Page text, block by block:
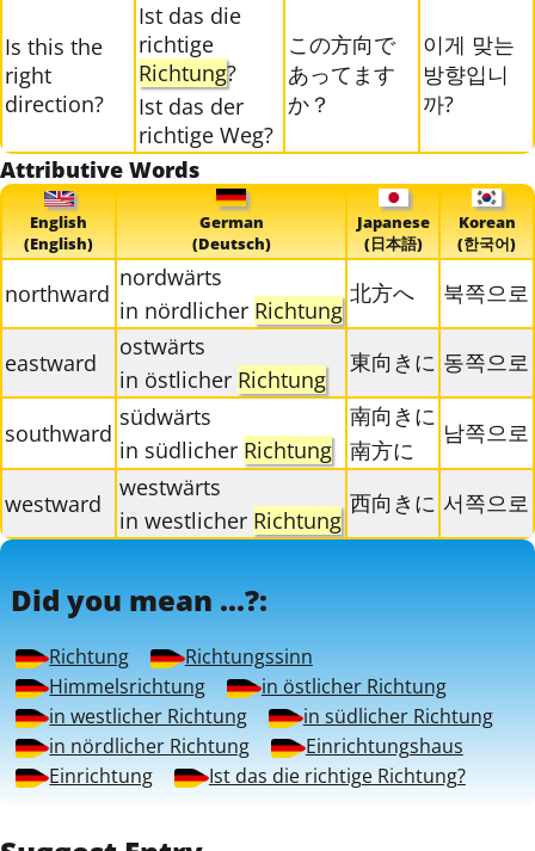
Is this the
right
direction?
Ist das die
richtige
Richtung?
Ist das der
richtige Weg?
この方向で
あってます
か？
이게 맞는
방향입니
까?
Attributive Words
English
(English)
German
(Deutsch)
Japanese
(日本語)
Korean
(한국어)
northward
nordwärts
in nördlicher Richtung
北方へ 북쪽으로
eastward
ostwärts
in östlicher Richtung
東向きに 동쪽으로
southward
südwärts
in südlicher Richtung
南向きに
南方に
남쪽으로
westward
westwärts
in westlicher Richtung
西向きに 서쪽으로
Did you mean ...?:
Richtung
Richtungssinn
Himmelsrichtung
in östlicher Richtung
in westlicher Richtung
in südlicher Richtung
in nördlicher Richtung
Einrichtungshaus
Einrichtung
Ist das die richtige Richtung?